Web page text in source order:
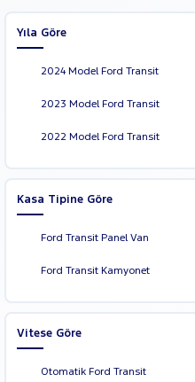
Yıla Göre
2024 Model Ford Transit
2023 Model Ford Transit
2022 Model Ford Transit
Kasa Tipine Göre
Ford Transit Panel Van
Ford Transit Kamyonet
Vitese Göre
Otomatik Ford Transit